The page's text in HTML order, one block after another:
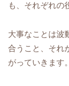
も、それぞれの
大事なことは波
合うこと、それ
がっていきます。